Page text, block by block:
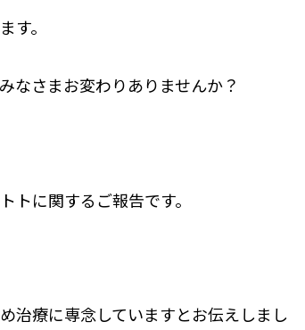
す。
なさまお変わりありませんか？
トに関するご報告です。
治療に専念していますとお伝えしまし